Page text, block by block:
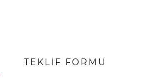
TEKLİF FORMU